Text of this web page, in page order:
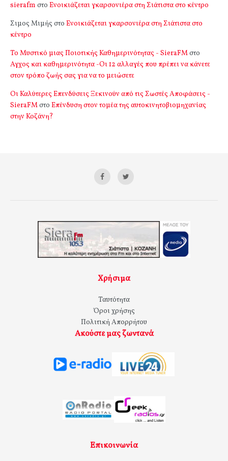
sierafm στο Ενοικιάζεται γκαρσονιέρα στη Σιάτιστα στο κέντρο
Σιμος Μιμής στο Ενοικιάζεται γκαρσονιέρα στη Σιάτιστα στο
κέντρο
Το Μυστικό μιας Ποιοτικής Καθημερινότητας - SieraFMστο
Αγχος και καθημερινότητα -Οι 12 αλλαγές που πρέπει να κάνετε
στον τρόπο ζωής σας για να το μειώσετε
Οι Καλύτερες Επενδύσεις Ξεκινούν από τις Σωστές Αποφάσεις -
SieraFMστο Επένδυση στον τομέα της αυτοκινητοβιομηχανίας
στην Κοζάνη?
Χρήσιμα
Ταυτότητα
Όροι χρήσης
Πολιτική Απορρήτου
Ακούστε μας ζωντανά
Επικοινωνία